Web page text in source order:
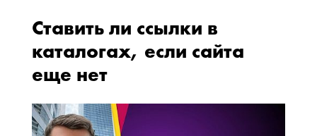
Ставить ли ссылки в
каталогах, если сайта
еще нет